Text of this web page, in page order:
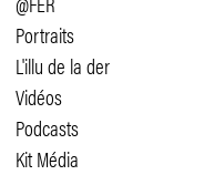
Portraits
L'illu de la der
Vidéos
Podcasts
Kit Média